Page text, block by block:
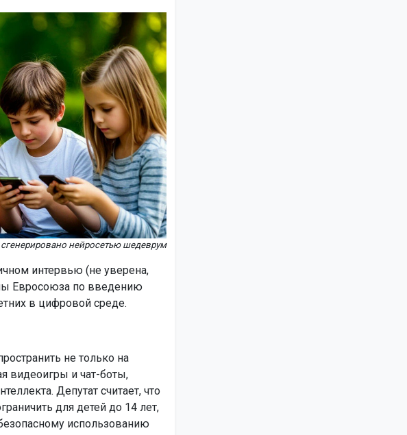
нейросетью шедеврум
интервью (не уверена,
Евросоюза по введению
в цифровой среде.
не только на
видеоигры и чат-боты,
Депутат считает, что
для детей до 14 лет,
использованию